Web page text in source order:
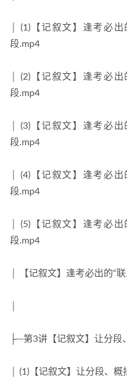
│ (1)【记叙文】逢考必
段.mp4
│ (2)【记叙文】逢考必
段.mp4
│ (3)【记叙文】逢考必
段.mp4
│ (4)【记叙文】逢考必
段.mp4
│ (5)【记叙文】逢考必
段.mp4
│ 【记叙文】逢考必出的“
├─第3讲【记叙文】让分段
│ (1)【记叙文】让分段、